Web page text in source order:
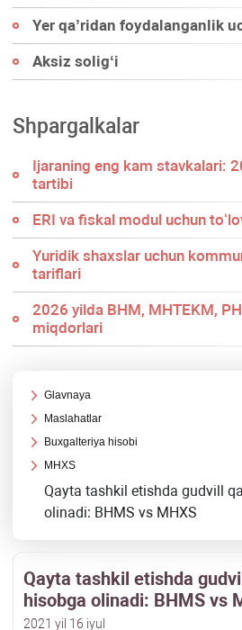
Yer qa’ridan foydalanganlik
Aksiz soligʻi
Shpargalkalar
Ijaraning eng kam stavkalari:
tartibi
ERI va fiskal modul uchun
Yuridik shaхslar uchun
tariflari
2026 yilda BHM, MHTEKM,
miqdorlari
Glavnaya
Maslahatlar
Buхgalteriya hisobi
MHXS
Qayta tashkil etishda gudvill
olinadi: BHMS vs MHXS
Qayta tashkil etishda
hisobga olinadi: BHMS vs
2021 yil 16 iyul